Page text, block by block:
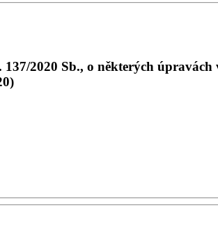
2020 Sb., o některých úpravách